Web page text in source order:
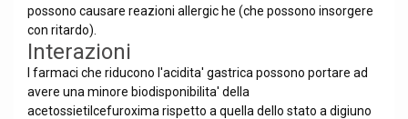
possono causare reazioni allergic he (che possono insorgere
con ritardo).
Interazioni
I farmaci che riducono l'acidita' gastrica possono portare ad
avere una minore biodisponibilita' della
acetossietilcefuroxima rispetto a quella dello stato a digiuno